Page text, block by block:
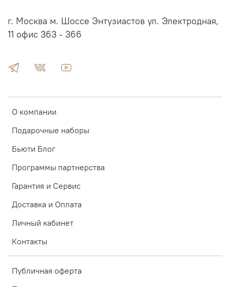
О компании
Подарочные наборы
Бьюти Блог
Программы партнерства
Гарантия и Сервис
Доставка и Оплата
Личный кабинет
Контакты
Публичная оферта
г. Москва м. Шоссе Энтузиастов ул. Электродная,
11 офис 363 - 366